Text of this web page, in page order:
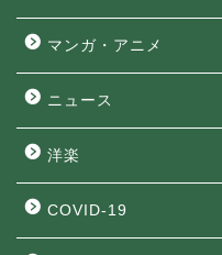
マンガ・アニメ
ニュース
洋楽
COVID-19